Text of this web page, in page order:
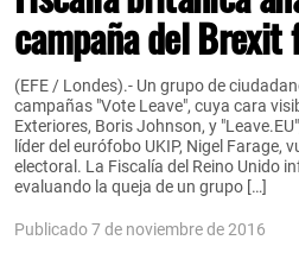
campaña del Brexit
(EFE / Londes).- Un grupo de
campañas "Vote Leave", cuya cara
Exteriores, Boris Johnson, y
líder del eurófobo UKIP, Nigel Farage,
electoral. La Fiscalía del Reino Unido
evaluando la queja de un grupo […]
Publicado 7 de noviembre de 2016